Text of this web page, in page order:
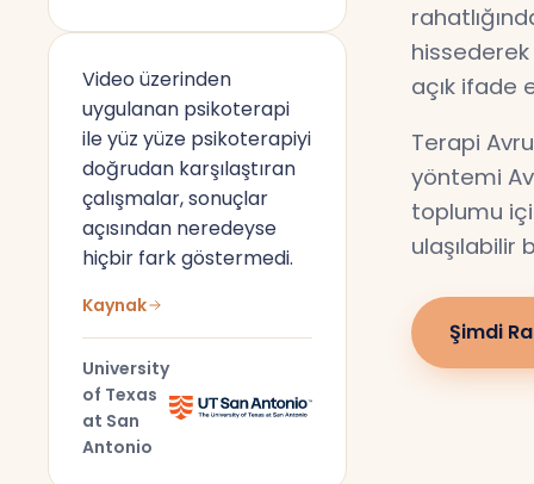
Video üzerinden
uygulanan psikoterapi
ile yüz yüze psikoterapiyi
doğrudan karşılaştıran
çalışmalar, sonuçlar
açısından neredeyse
hiçbir fark göstermedi.
Kaynak
University
of Texas
at San
Antonio
açık ifade
Terapi
yöntemi
toplumu
ulaşılabilir
Şimdi